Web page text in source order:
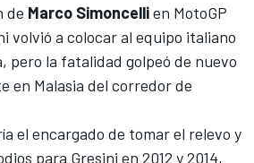
de Marco Simoncellien MotoGP
volvió a colocar al equipo italiano
pero la fatalidad golpeó de nuevo
en Malasia del corredor de
el encargado de tomar el relevo y
para Gresini en 2012 y 2014,